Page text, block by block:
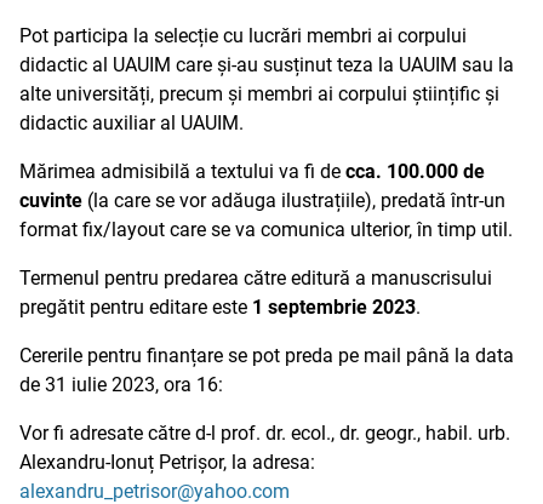
Pot participa la selecție cu lucrări membri ai corpului
didactic al UAUIM care și-au susținut teza la UAUIM sau la
alte universități, precum și membri ai corpului științific și
didactic auxiliar al UAUIM.
Mărimea admisibilă a textului va fi de cca. 100.000 de
cuvinte (la care se vor adăuga ilustrațiile), predată într-un
format fix/layout care se va comunica ulterior, în timp util.
Termenul pentru predarea către editură a manuscrisului
pregătit pentru editare este 1 septembrie 2023.
Cererile pentru finanțare se pot preda pe mail până la data
de 31 iulie 2023, ora 16:
Vor fi adresate către d-l prof. dr. ecol., dr. geogr., habil. urb.
Alexandru-Ionuț Petrișor, la adresa:
alexandru_petrisor@yahoo.com